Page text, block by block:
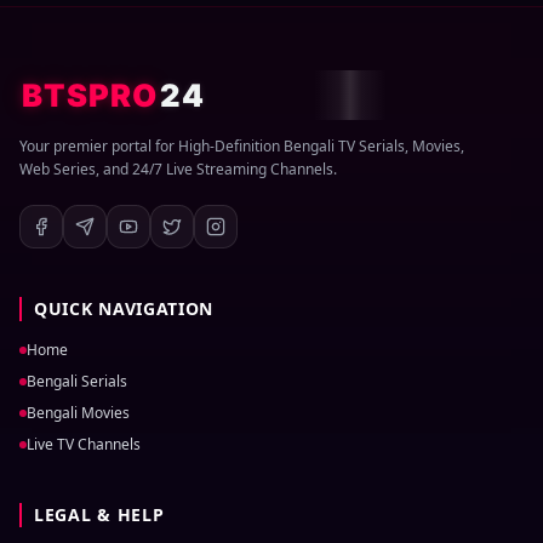
BTSPRO24
Your premier portal for High-Definition Bengali TV Serials, Movies,
Web Series, and 24/7 Live Streaming Channels.
QUICK NAVIGATION
Home
Bengali Serials
Bengali Movies
Live TV Channels
LEGAL & HELP